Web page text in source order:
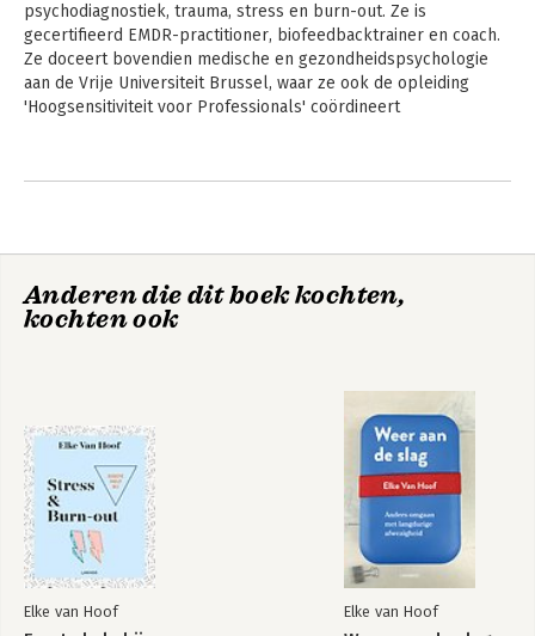
psychodiagnostiek, trauma, stress en burn-out. Ze is
gecertifieerd EMDR-practitioner, biofeedbacktrainer en coach.
Ze doceert bovendien medische en gezondheidspsychologie
aan de Vrije Universiteit Brussel, waar ze ook de opleiding
'Hoogsensitiviteit voor Professionals' coördineert
Andere boeken door Elke van Hoof
Eerste hulp bij
hoogsensitiviteit
De Chief Happiness
Officer
Anderen die dit boek kochten,
kochten ook
Elke van Hoof Elke van Hoof